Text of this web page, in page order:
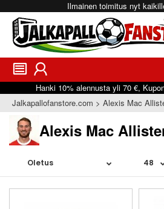
Ilmainen toimitus nyt
󰂩 󰃳
Hanki 10% alennusta yli 70 €,
Jalkapallofanstore.com
Alexis Mac
Alexis Mac